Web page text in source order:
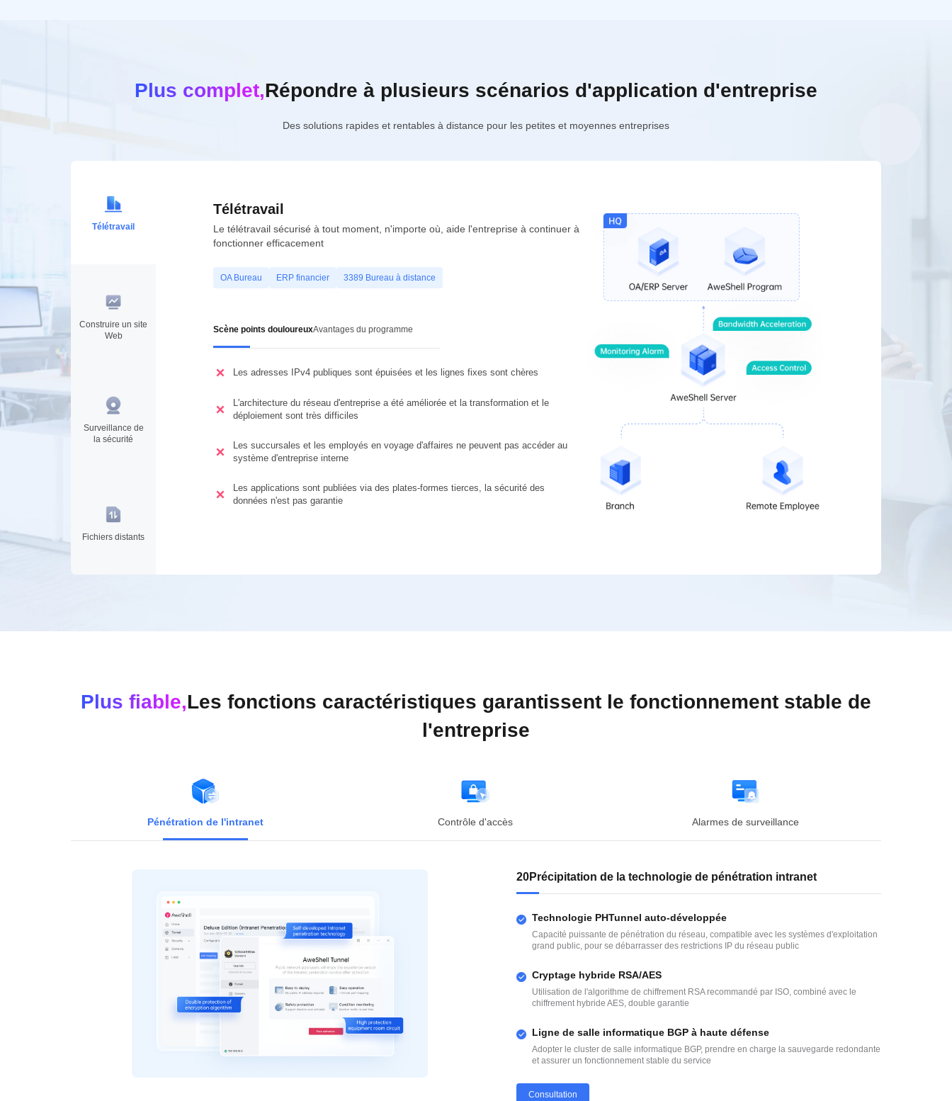
Plus complet,Répondre à plusieurs scénarios d'application d'entreprise
Des solutions rapides et rentables à distance pour les petites et moyennes entreprises
Télétravail
Construire un site
Web
Surveillance de
la sécurité
Fichiers distants
Télétravail
Le télétravail sécurisé à tout moment, n'importe où, aide l'entreprise à continuer à
fonctionner efficacement
OA Bureau ERP financier 3389 Bureau à distance
Scène points douloureuxAvantages du programme
Les adresses IPv4 publiques sont épuisées et les lignes fixes sont chères
L'architecture du réseau d'entreprise a été améliorée et la transformation et le
déploiement sont très difficiles
Les succursales et les employés en voyage d'affaires ne peuvent pas accéder au
système d'entreprise interne
Les applications sont publiées via des plates-formes tierces, la sécurité des
données n'est pas garantie
Plus fiable,Les fonctions caractéristiques garantissent le fonctionnement stable de
l'entreprise
Pénétration de l'intranet Contrôle d'accès Alarmes de surveillance
20Précipitation de la technologie de pénétration intranet
Technologie PHTunnel auto-développée
Capacité puissante de pénétration du réseau, compatible avec les systèmes d'exploitation
grand public, pour se débarrasser des restrictions IP du réseau public
Cryptage hybride RSA/AES
Utilisation de l'algorithme de chiffrement RSA recommandé par ISO, combiné avec le
chiffrement hybride AES, double garantie
Ligne de salle informatique BGP à haute défense
Adopter le cluster de salle informatique BGP, prendre en charge la sauvegarde redondante
et assurer un fonctionnement stable du service
Consultation